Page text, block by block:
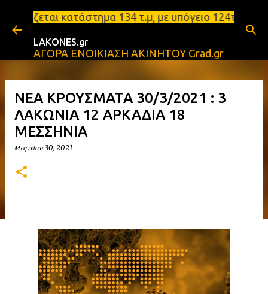
Μετάβαση στο κύριο περιεχόμενο
134 τ.μ, με υπόγειο 124τ.μ και
LAKONES.gr
ΑΓΟΡΑ ΕΝΟΙΚΙΑΣΗ ΑΚΙΝΗΤΟΥ Grad.gr
ΝΕΑ ΚΡΟΥΣΜΑΤΑ 30/3/2021 : 3
ΛΑΚΩΝΙΑ 12 ΑΡΚΑΔΙΑ 18
ΜΕΣΣΗΝΙΑ
Μαρτίου 30, 2021